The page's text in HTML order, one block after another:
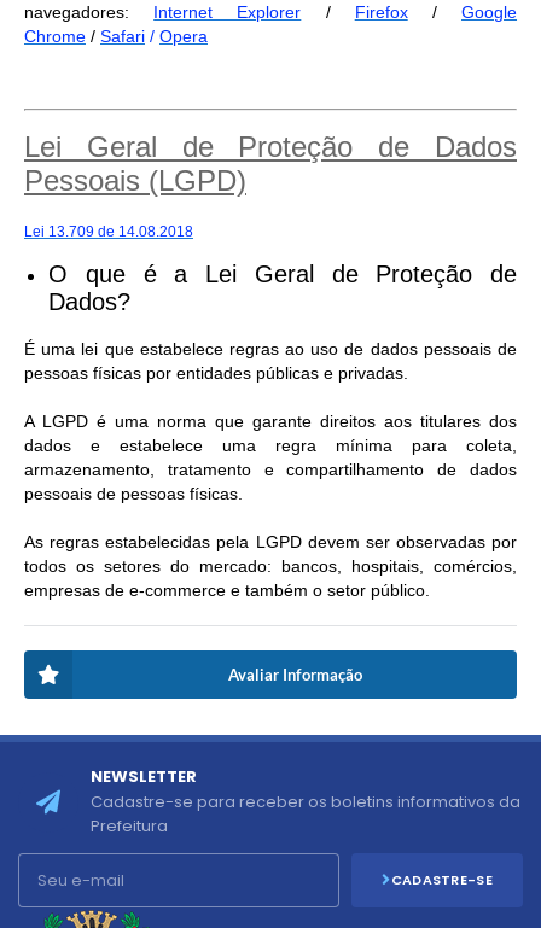
navegadores: Internet Explorer / Firefox/Google
Chrome / Safari / Opera
Lei Geral de Proteção de Dados
Pessoais (LGPD)
Lei 13.709 de 14.08.2018
O que é a Lei Geral de Proteção de
Dados?
É uma lei que estabelece regras ao uso de dados pessoais de
pessoas físicas por entidades públicas e privadas.
A LGPD é uma norma que garante direitos aos titulares dos
dados e estabelece uma regra mínima para coleta,
armazenamento, tratamento e compartilhamento de dados
pessoais de pessoas físicas.
As regras estabelecidas pela LGPD devem ser observadas por
todos os setores do mercado: bancos, hospitais, comércios,
empresas de e-commerce e também o setor público.
Avaliar Informação
NEWSLETTER
Cadastre-se para receber os boletins informativos da
Prefeitura
CADASTRE-SE